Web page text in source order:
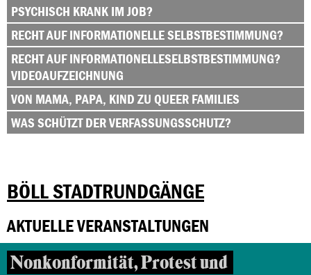
PSYCHISCH KRANK IM JOB?
RECHT AUF INFORMATIONELLE SELBSTBESTIMMUNG?
RECHT AUF INFORMATIONELLESELBSTBESTIMMUNG?
VIDEOAUFZEICHNUNG
VON MAMA, PAPA, KIND ZU QUEER FAMILIES
WAS SCHÜTZT DER VERFASSUNGSSCHUTZ?
BÖLL STADTRUNDGÄNGE
AKTUELLE VERANSTALTUNGEN
Nonkonformität, Protest und